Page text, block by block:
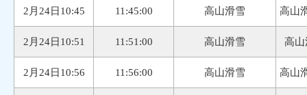
2月24日10:45 11:45:00 高山滑雪 高山
2月24日10:51 11:51:00 高山滑雪 高山
2月24日10:56 11:56:00 高山滑雪 高山